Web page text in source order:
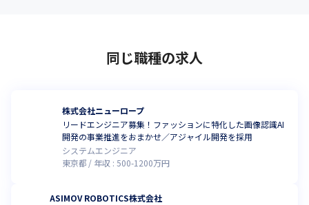
同じ職種の求人
株式会社ニューロープ
リードエンジニア募集！ファッションに特化した画像認識AI
開発の事業推進をおまかせ／アジャイル開発を採用
システムエンジニア
東京都
年収 : 500-1200万円
ASIMOV ROBOTICS株式会社